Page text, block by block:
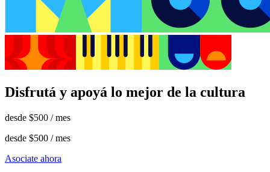
Disfrutá y apoyá lo mejor de la cultura
desde $500 / mes
desde $500 / mes
Asociate ahora